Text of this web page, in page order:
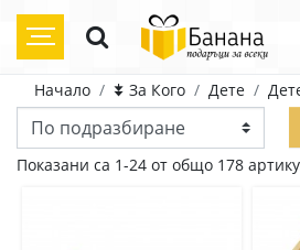
Начало ⯯ За Кого Дете
Показани са 1-24 от общо 178